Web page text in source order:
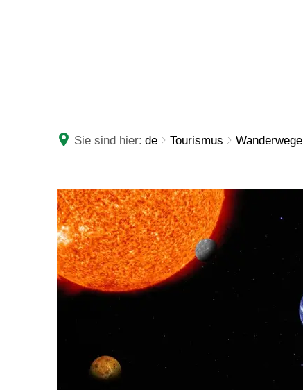
Sie sind hier: de Tourismus Wanderwege
Planetenweg